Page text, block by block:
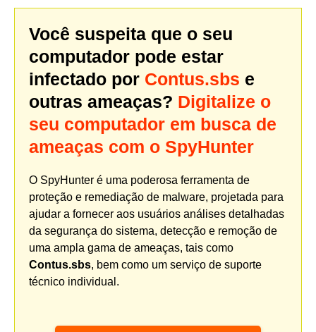
Você suspeita que o seu
computador pode estar
infectado por Contus.sbs e
outras ameaças? Digitalize o
seu computador em busca de
ameaças com o SpyHunter
O SpyHunter é uma poderosa ferramenta de
proteção e remediação de malware, projetada para
ajudar a fornecer aos usuários análises detalhadas
da segurança do sistema, detecção e remoção de
uma ampla gama de ameaças, tais como
Contus.sbs, bem como um serviço de suporte
técnico individual.